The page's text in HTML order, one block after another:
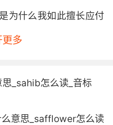
为什么我如此擅长应付
更多
_sahib怎么读_音标
意思_safflower怎么读